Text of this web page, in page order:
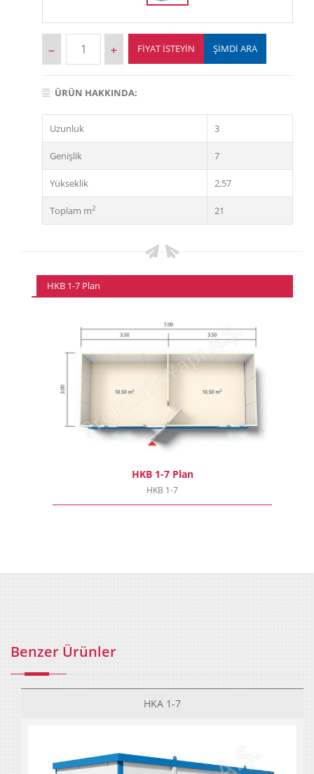
FIYAT İSTEYIN ŞİMDİ ARA
ÜRÜN HAKKINDA:
Uzunluk 3
Genişlik 7
Yükseklik 2,57
Toplam m2 21
HKB 1-7 Plan
HKB 1-7 Plan
HKB 1-7
Benzer Ürünler
HKA 1-7